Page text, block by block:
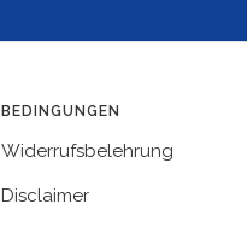
BEDINGUNGEN
Widerrufsbelehrung
Disclaimer